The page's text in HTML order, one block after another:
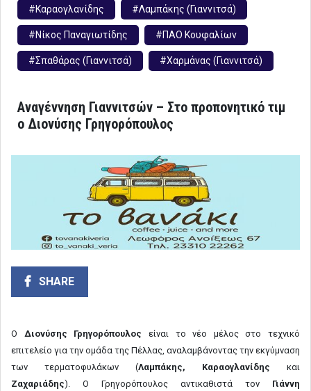
#Καραογλανίδης #Λαμπάκης (Γιαννιτσά)
#Νίκος Παναγιωτίδης #ΠΑΟ Κουφαλίων
#Σπαθάρας (Γιαννιτσά) #Χαρμάνας (Γιαννιτσά)
Αναγέννηση Γιαννιτσών – Στο προπονητικό τιμ
ο Διονύσης Γρηγορόπουλος
SHARE
Ο Διονύσης Γρηγορόπουλος είναι το νέο μέλος στο τεχνικό
επιτελείο για την ομάδα της Πέλλας, αναλαμβάνοντας την εκγύμναση
των τερματοφυλάκων (Λαμπάκης, Καραογλανίδης και
Ζαχαριάδης). Ο Γρηγορόπουλος αντικαθιστά τον Γιάννη